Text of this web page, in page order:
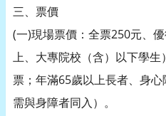
三、票價
(一)現場票價：全票250元、
上、大專院校（含）以下學
票；年滿65歲以上長者、身心
需與身障者同入）。